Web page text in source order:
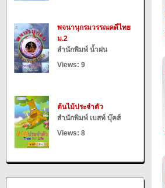
พจนานุกรมวรรณคดีไทย
ม.2
สำนักพิมพ์ น้ำฝน
Views: 9
ต้นไม้ประจำตัว
สำนักพิมพ์ เบสท์ บุ๊คส์
Views: 8